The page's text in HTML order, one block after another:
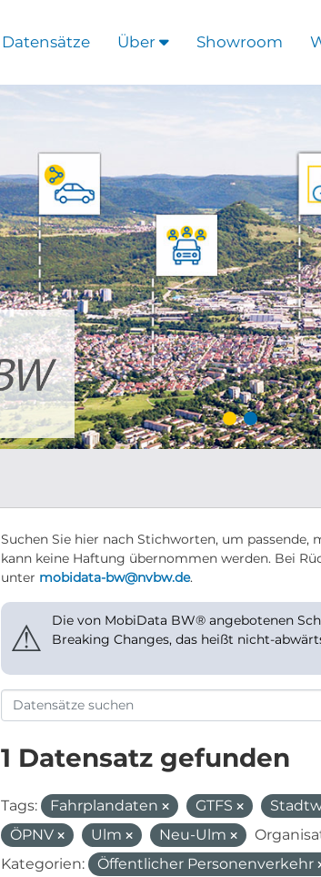
Datensätze Über Showroom
Suchen Sie hier nach Stichworten, um
kann keine Haftung übernommen werden. Bei
unter mobidata-bw@nvbw.de.
⚠
Die von MobiData BW® angebotenen
Breaking Changes, das heißt nicht-
1 Datensatz gefunden
Tags: Fahrplandaten GTFS
ÖPNV
Ulm Neu-Ulm
Kategorien:
Öffentlicher Personenverkehr